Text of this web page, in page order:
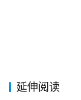
延伸阅读